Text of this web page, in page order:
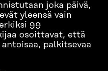
joka päivä,
yleensä vain
99
osoittavat, että
palkitsevaa